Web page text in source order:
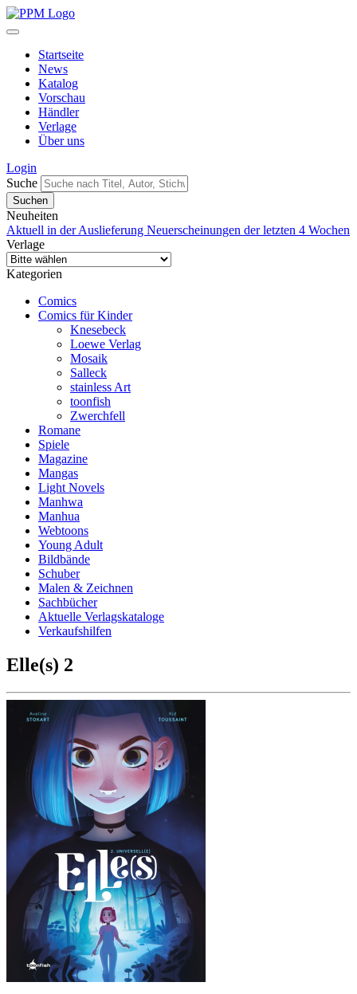
Startseite
News
Katalog
Vorschau
Händler
Verlage
Über uns
Login
Suche
Neuheiten
Aktuell in der Auslieferung Neuerscheinungen der letzten 4 Wochen
Verlage
Kategorien
Comics
Comics für Kinder
Knesebeck
Loewe Verlag
Mosaik
Salleck
stainless Art
toonfish
Zwerchfell
Romane
Spiele
Magazine
Mangas
Light Novels
Manhwa
Manhua
Webtoons
Young Adult
Bildbände
Schuber
Malen & Zeichnen
Sachbücher
Aktuelle Verlagskataloge
Verkaufshilfen
Elle(s) 2